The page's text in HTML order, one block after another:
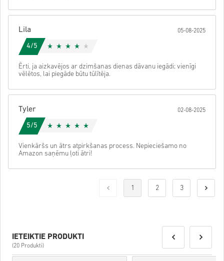
Lila 05-08-2025
4/5
Ērti, ja aizkavējos ar dzimšanas dienas dāvanu iegādi; vienīgi
vēlētos, lai piegāde būtu tūlītēja.
Tyler 02-08-2025
5/5
Vienkāršs un ātrs atpirkšanas process. Nepieciešamo no
Amazon saņēmu ļoti ātri!
1 2 3
IETEIKTIE PRODUKTI
(20 Produkti)